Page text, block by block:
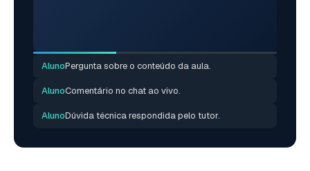
AlunoPergunta sobre o conteúdo da aula.
AlunoComentário no chat ao vivo.
AlunoDúvida técnica respondida pelo tutor.